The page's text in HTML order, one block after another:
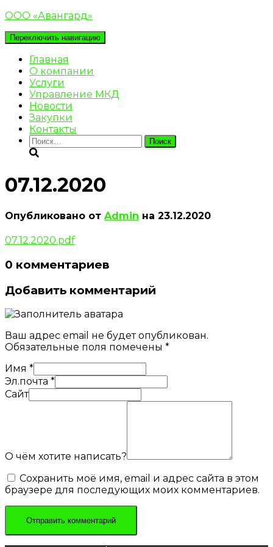
ООО «Авангард»
Переключить навигацию
Главная
О компании
Услуги
Управление МКД
Новости
Закупки
Контакты
Найти:
07.12.2020
Опубликовано от Admin на 23.12.2020
07.12.2020.pdf
0 комментариев
Добавить комментарий
Ваш адрес email не будет опубликован.
Обязательные поля помечены *
Имя *
Эл.почта *
Сайт
О чём хотите написать?
Сохранить моё имя, email и адрес сайта в этом
браузере для последующих моих комментариев.